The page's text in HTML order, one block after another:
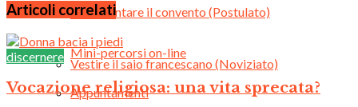
Podcast
Mini-percorsi on-line
Appuntamenti
Sperimentare il convento (Postulato)
Vestire il saio francescano (Noviziato)
Articoli correlati
discernere
Vocazione religiosa: una vita sprecata?